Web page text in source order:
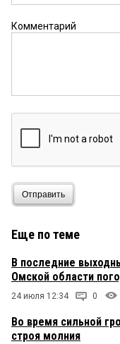
Комментарий
Отправить
Еще по теме
В последние
Омской области
24 июля 12:34 0
Во время сильной
строя молния